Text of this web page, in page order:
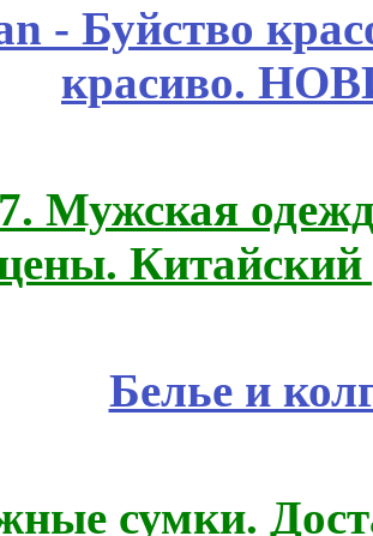
- Буйство
красиво.
Мужская
Белье и
сумки.